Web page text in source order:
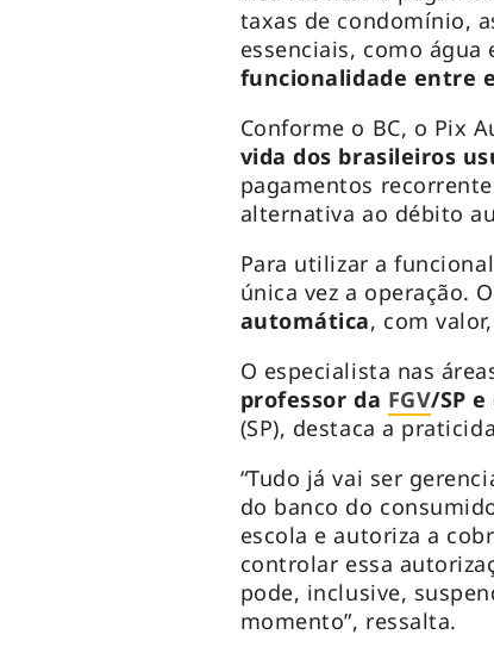
taxas de condomínio,
essenciais, como água
funcionalidade entre
Conforme o BC, o Pix
vida dos brasileiros
pagamentos
alternativa ao débito
Para utilizar a
única vez a operação. O
automática, com
O especialista nas
professor da FGV/SP
(SP), destaca a
“Tudo já vai ser
do banco do
escola e autoriza a
controlar essa
pode, inclusive,
momento”, ressalta.